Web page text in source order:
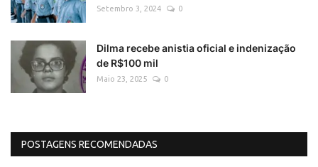
Setembro 3, 2024 0
Dilma recebe anistia oficial e indenização
de R$100 mil
Maio 23, 2025 0
POSTAGENS RECOMENDADAS